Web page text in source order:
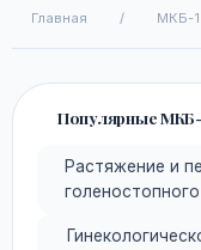
Главная / МКБ-
Популярные
Растяжение и